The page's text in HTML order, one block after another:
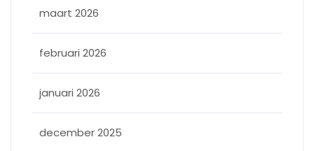
maart 2026
februari 2026
januari 2026
december 2025